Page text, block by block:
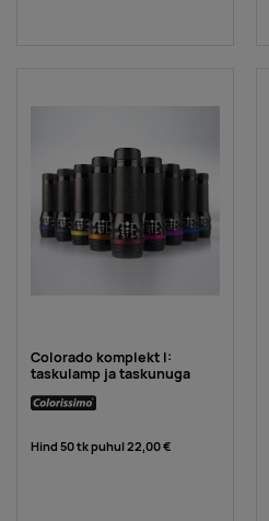
Colorado komplekt I:
taskulamp ja taskunuga
Hind 50 tk puhul22,00 €